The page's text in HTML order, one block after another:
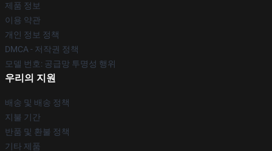
제품 정보
이용 약관
개인 정보 정책
DMCA - 저작권 정책
모델 번호: 공급망 투명성 행위
우리의 지원
배송 및 배송 정책
지불 기간
반품 및 환불 정책
기타 제품